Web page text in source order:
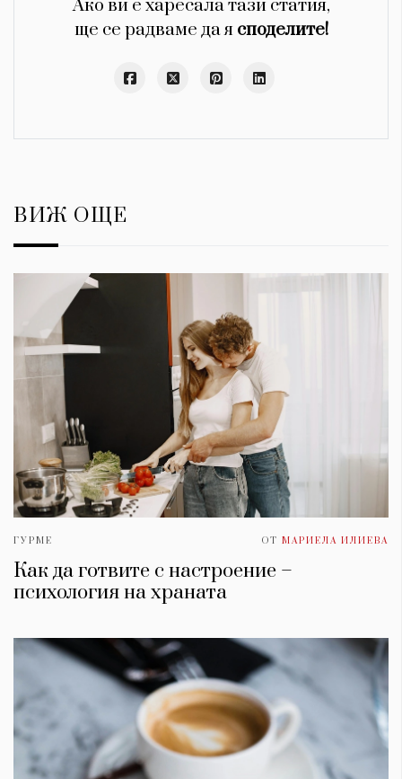
Ако ви е харесала тази статия,
ще се радваме да я споделите!
ВИЖ ОЩЕ
ГУРМЕ ОТ МАРИЕЛА ИЛИЕВА
Как да готвите с настроение –
психология на храната